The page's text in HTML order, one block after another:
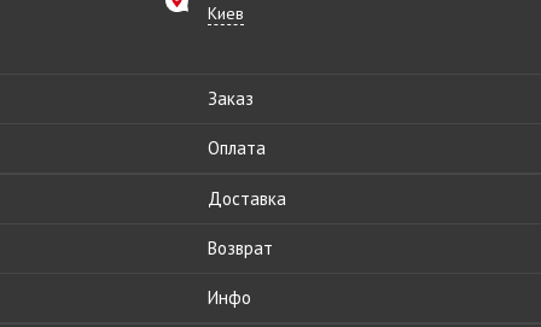
Киев
Заказ
Оплата
Доставка
Возврат
Инфо